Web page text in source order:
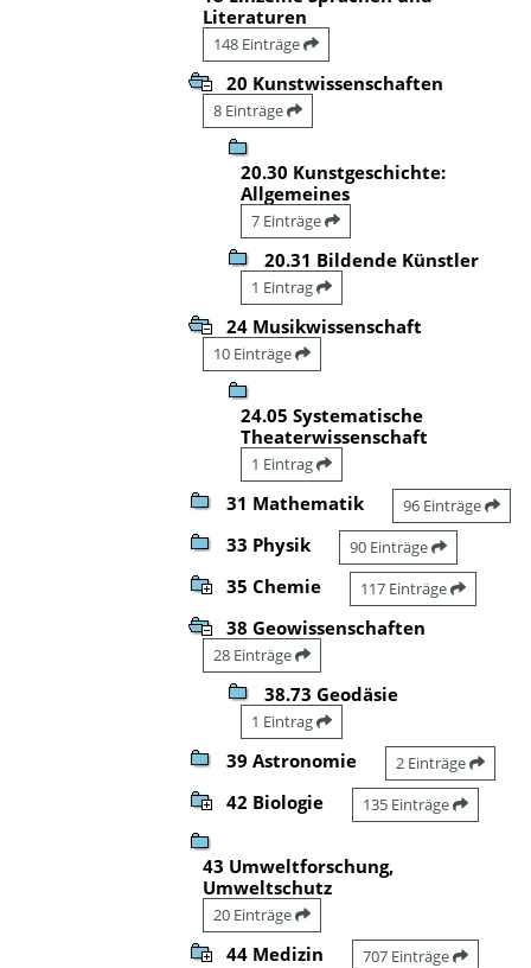
Literaturen
148 Einträge
20 Kunstwissenschaften
8 Einträge
20.30 Kunstgeschichte:
Allgemeines
7 Einträge
20.31 Bildende Künstler
1 Eintrag
24 Musikwissenschaft
10 Einträge
24.05 Systematische
Theaterwissenschaft
1 Eintrag
31 Mathematik 96 Einträge
33 Physik 90 Einträge
35 Chemie 117 Einträge
38 Geowissenschaften
28 Einträge
38.73 Geodäsie
1 Eintrag
39 Astronomie 2 Einträge
42 Biologie 135 Einträge
43 Umweltforschung,
Umweltschutz
20 Einträge
44 Medizin 707 Einträge